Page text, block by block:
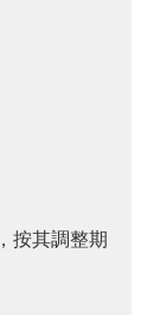
按其調整期